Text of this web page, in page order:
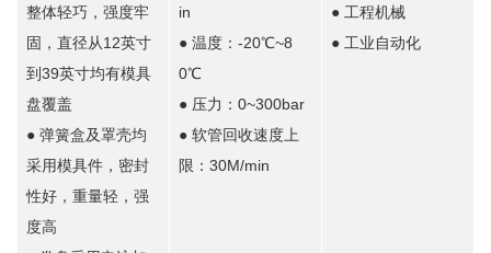
整体轻巧，强度牢
固，直径从12英寸
到39英寸均有模具
盘覆盖
● 弹簧盒及罩壳均
采用模具件，密封
性好，重量轻，强
度高
in
● 温度：-20℃~8
0℃
● 压力：0~300bar
● 软管回收速度上
限：30M/min
● 工程机械
● 工业自动化